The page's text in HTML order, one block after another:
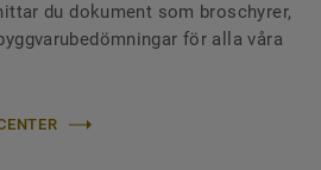
du dokument som broschyrer,
för alla våra